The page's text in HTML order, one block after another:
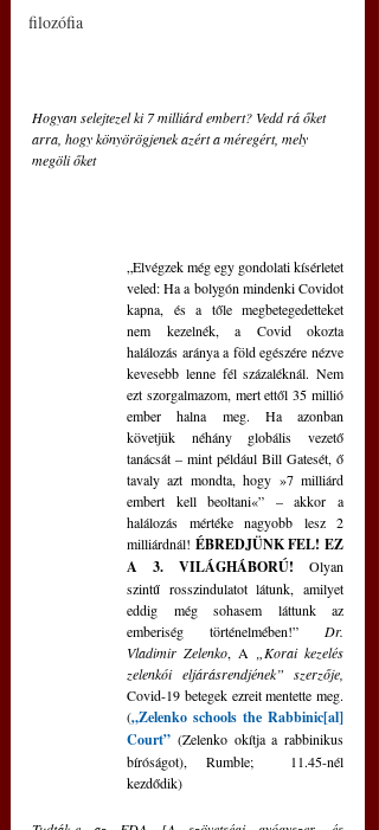
filozófia
Hogyan selejtezel ki 7 milliárd embert? Vedd rá őket
arra, hogy könyörögjenek azért a méregért, mely
megöli őket
„Elvégzek még egy gondolati kísérletet
veled: Ha a bolygón mindenki Covidot
kapna, és a tőle megbetegedetteket
nem kezelnék, a Covid okozta
halálozás aránya a föld egészére nézve
kevesebb lenne fél százaléknál. Nem
ezt szorgalmazom, mert ettől 35 millió
ember halna meg. Ha azonban
követjük néhány globális vezető
tanácsát – mint például Bill Gatesét, ő
tavaly azt mondta, hogy »7 milliárd
embert kell beoltani«” – akkor a
halálozás mértéke nagyobb lesz 2
milliárdnál! ÉBREDJÜNK FEL! EZ
A 3. VILÁGHÁBORÚ! Olyan
szintű rosszindulatot látunk, amilyet
eddig még sohasem láttunk az
emberiség történelmében!” Dr.
Vladimir Zelenko, A „Korai kezelés
zelenkói eljárásrendjének” szerzője,
Covid-19 betegek ezreit mentette meg.
(„Zelenko schools the Rabbinic[al]
Court” (Zelenko okítja a rabbinikus
bíróságot), Rumble;  11.45-nél
kezdődik)